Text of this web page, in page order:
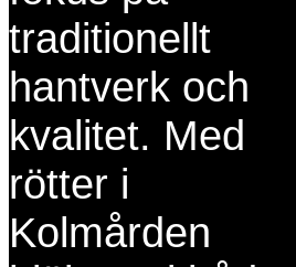
traditionellt
hantverk och
kvalitet. Med
rötter i
Kolmården